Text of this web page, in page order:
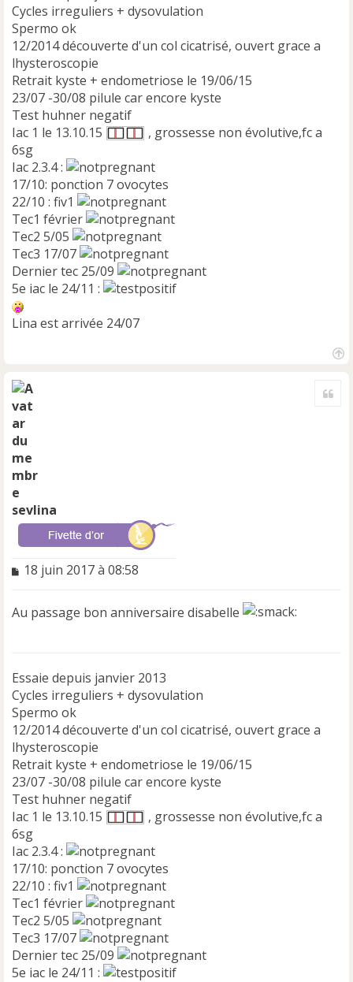
Cycles irreguliers + dysovulation
Spermo ok
12/2014 découverte d'un col cicatrisé, ouvert grace a
lhysteroscopie
Retrait kyste + endometriose le 19/06/15
23/07 -30/08 pilule car encore kyste
Test huhner negatif
Iac 1 le 13.10.15
, grossesse non évolutive,fc a
6sg
Iac 2.3.4 :
17/10: ponction 7 ovocytes
22/10 : fiv1
Tec1 février
Tec2 5/05
Tec3 17/07
Dernier tec 25/09
5e iac le 24/11 :
Lina est arrivée 24/07
sevlina
M
s
n
o
n
l
u
18 juin 2017 à 08:58
Au passage bon anniversaire disabelle
Essaie depuis janvier 2013
Cycles irreguliers + dysovulation
Spermo ok
12/2014 découverte d'un col cicatrisé, ouvert grace a
lhysteroscopie
Retrait kyste + endometriose le 19/06/15
23/07 -30/08 pilule car encore kyste
Test huhner negatif
Iac 1 le 13.10.15
, grossesse non évolutive,fc a
6sg
Iac 2.3.4 :
17/10: ponction 7 ovocytes
22/10 : fiv1
Tec1 février
Tec2 5/05
Tec3 17/07
Dernier tec 25/09
5e iac le 24/11 :